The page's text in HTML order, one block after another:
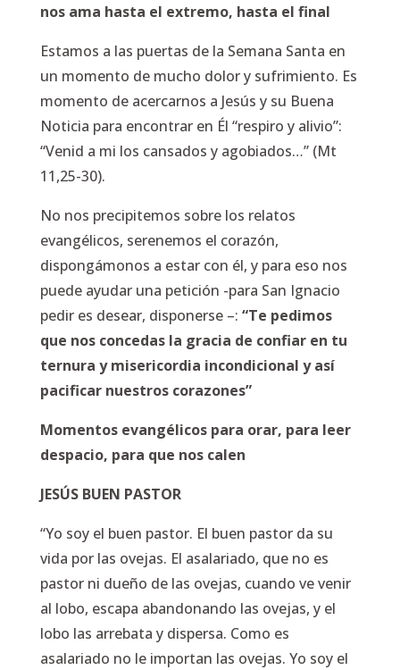
nos ama hasta el extremo, hasta el final
Estamos a las puertas de la Semana Santa en
un momento de mucho dolor y sufrimiento. Es
momento de acercarnos a Jesús y su Buena
Noticia para encontrar en Él “respiro y alivio”:
“Venid a mi los cansados y agobiados…” (Mt
11,25-30).
No nos precipitemos sobre los relatos
evangélicos, serenemos el corazón,
dispongámonos a estar con él, y para eso nos
puede ayudar una petición -para San Ignacio
pedir es desear, disponerse –: “Te pedimos
que nos concedas la gracia de confiar en tu
ternura y misericordia incondicional y así
pacificar nuestros corazones”
Momentos evangélicos para orar, para leer
despacio, para que nos calen
JESÚS BUEN PASTOR
“Yo soy el buen pastor. El buen pastor da su
vida por las ovejas. El asalariado, que no es
pastor ni dueño de las ovejas, cuando ve venir
al lobo, escapa abandonando las ovejas, y el
lobo las arrebata y dispersa. Como es
asalariado no le importan las ovejas. Yo soy el